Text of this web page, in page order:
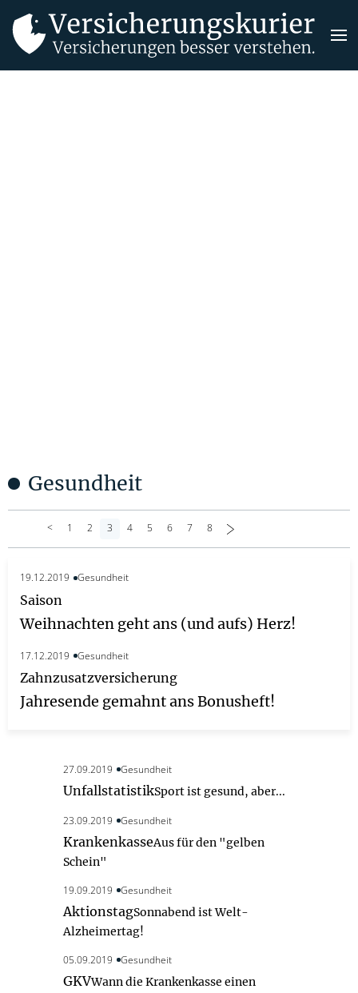
Gesundheit
< 1 2 3 4 5 6 7 8 >
19.12.2019 Gesundheit
Saison
Weihnachten geht ans (und aufs) Herz!
17.12.2019 Gesundheit
Zahnzusatzversicherung
Jahresende gemahnt ans Bonusheft!
27.09.2019 Gesundheit
UnfallstatistikSport ist gesund, aber...
23.09.2019 Gesundheit
KrankenkasseAus für den "gelben
Schein"
19.09.2019 Gesundheit
AktionstagSonnabend ist Welt-
Alzheimertag!
05.09.2019 Gesundheit
GKVWann die Krankenkasse einen